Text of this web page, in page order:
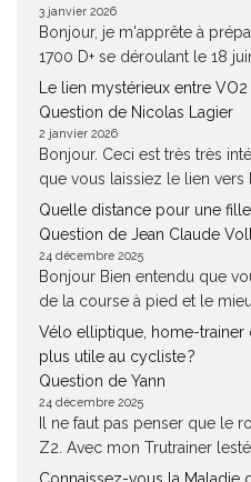
3 janvier 2026
Bonjour, je m'apprête à
1700 D+ se déroulant le 18
Le lien mystérieux entre
Question de Nicolas Lagier
2 janvier 2026
Bonjour. Ceci est très très
que vous laissiez le lien vers
Quelle distance pour une fille
Question de Jean Claude
24 décembre 2025
Bonjour Bien entendu que
de la course à pied et le
Vélo elliptique, home-trainer
plus utile au cycliste ?
Question de Yann
24 décembre 2025
Il ne faut pas penser que le
Z2. Avec mon Trutrainer lesté,